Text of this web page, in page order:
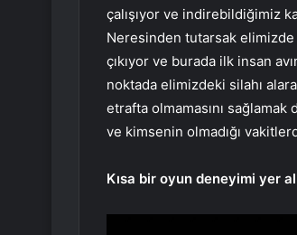
çalışıyor ve indirebildiğimiz
Neresinden tutarsak elimizde
çıkıyor ve burada ilk insan
noktada elimizdeki silahı
etrafta olmamasını
ve kimsenin olmadığı
Kısa bir oyun deneyimi yer